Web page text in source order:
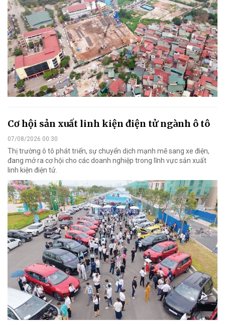
Cơ hội sản xuất linh kiện điện tử ngành ô tô
07/08/2026 00:30
Thị trường ô tô phát triển, sự chuyển dịch mạnh mẽ sang xe điện,
đang mở ra cơ hội cho các doanh nghiệp trong lĩnh vực sản xuất
linh kiện điện tử.